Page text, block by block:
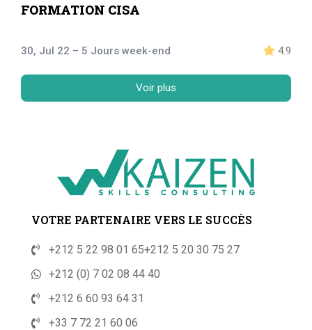
FORMATION CISA
30, Jul 22 – 5 Jours week-end 4.9
Voir plus
VOTRE PARTENAIRE VERS LE SUCCÈS
+212 5 22 98 01 65+212 5 20 30 75 27
+212 (0) 7 02 08 44 40
+212 6 60 93 64 31
+33 7 72 21 60 06